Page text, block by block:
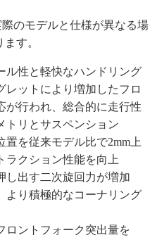
のモデルと仕様が異なる場
す。
ル性と軽快なハンドリング
レットにより増加したフロ
が行われ、総合的に走行性
トリとサスペンション
置を従来モデル比で2mm上
ラクション性能を向上
出す二次旋回力が増加
より積極的なコーナリング
ロントフォーク突出量を